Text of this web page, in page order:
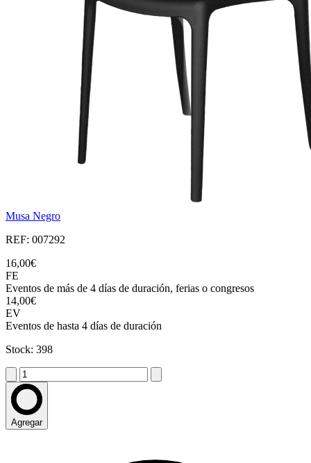
Musa Negro
REF: 007292
16,00€
FE
Eventos de más de 4 días de duración, ferias o congresos
14,00€
EV
Eventos de hasta 4 días de duración
Stock: 398
Agregar